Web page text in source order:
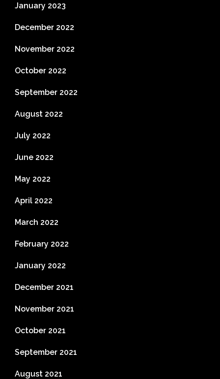
January 2023
December 2022
November 2022
October 2022
September 2022
August 2022
July 2022
June 2022
May 2022
April 2022
March 2022
February 2022
January 2022
December 2021
November 2021
October 2021
September 2021
August 2021